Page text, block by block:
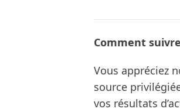
Comment
Vous appréciez
source
vos résultats